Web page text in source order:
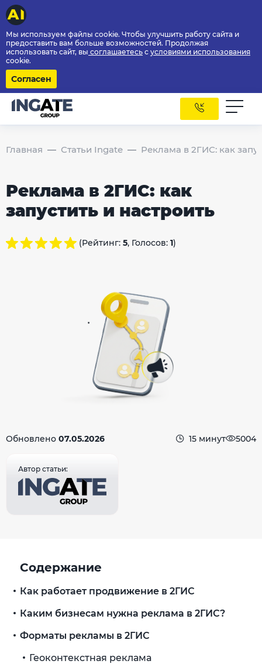
Мы используем файлы cookie. Чтобы улучшить работу сайта и
предоставить вам больше возможностей. Продолжая
использовать сайт, вы соглашаетесь с условиями использования
cookie.
Согласен
Главная Статьи Ingate Реклама в 2ГИС: как
Реклама в 2ГИС: как
запустить и настроить
(Рейтинг: 5, Голосов: 1)
Обновлено 07.05.2026 15 минут 5004
Автор статьи:
Содержание
Как работает продвижение в 2ГИС
Каким бизнесам нужна реклама в 2ГИС?
Форматы рекламы в 2ГИС
Геоконтекстная реклама